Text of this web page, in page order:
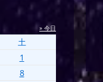
» 今日
土
1
8